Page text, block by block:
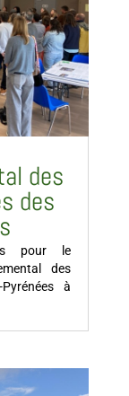
des
des
pour le
des
à